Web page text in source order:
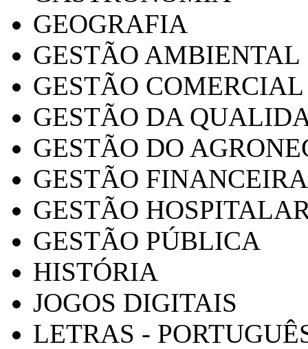
GEOGRAFIA
GESTÃO AMBIENTAL
GESTÃO COMERCIAL
GESTÃO DA
GESTÃO DO
GESTÃO FINANCEIRA
GESTÃO
GESTÃO PÚBLICA
HISTÓRIA
JOGOS DIGITAIS
LETRAS -